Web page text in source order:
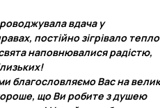
вдача у
постійно зігрівало тепло
наповнювалися радістю,
благословляємо Вас на
хороше, що Ви робите з душею